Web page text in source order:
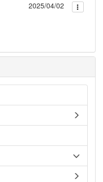
2025/04/02